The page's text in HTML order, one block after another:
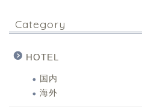
Category
HOTEL
国内
海外